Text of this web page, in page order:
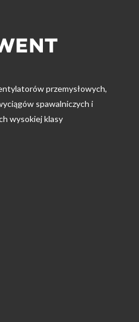
przemysłowych,
spawalniczych i
wysokiej klasy